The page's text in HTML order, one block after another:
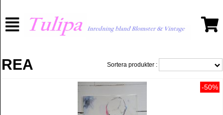
REA Sortera produkter :
-50%